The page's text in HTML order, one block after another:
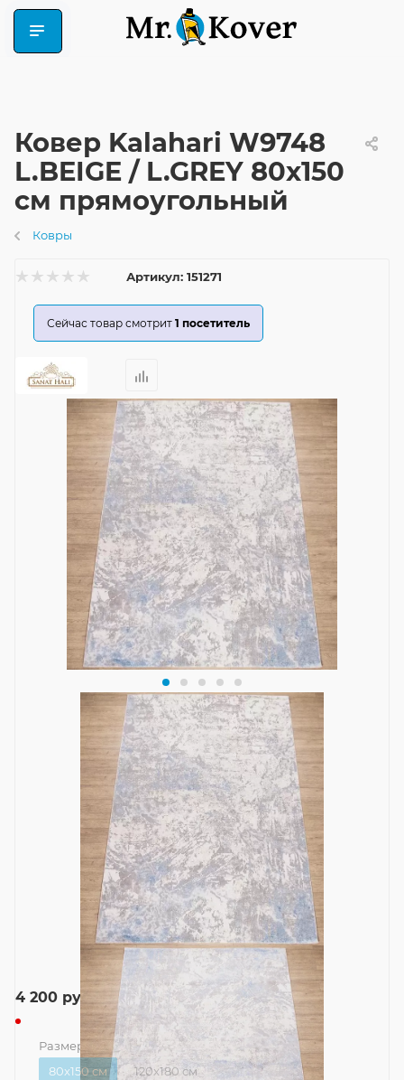
Ковер Kalahari W9748
L.BEIGE / L.GREY 80x150
см прямоугольный
Ковры
Артикул: 151271
Сейчас товар смотрит 1 посетитель
4 200 руб.
Размер —
80x150 см
80x150 см
120x180 см